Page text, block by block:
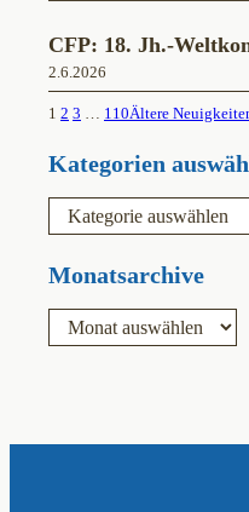
CFP: 18. Jh.-
2.6.2026
1 2 3 … 110Ältere
Kategorien
e
g
i
Monatsarchive